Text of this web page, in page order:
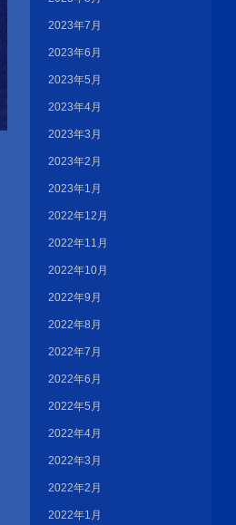
2023年7月
2023年6月
2023年5月
2023年4月
2023年3月
2023年2月
2023年1月
2022年12月
2022年11月
2022年10月
2022年9月
2022年8月
2022年7月
2022年6月
2022年5月
2022年4月
2022年3月
2022年2月
2022年1月